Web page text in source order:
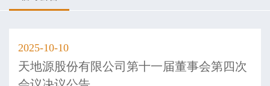
2025-10-10
天地源股份有限公司第十一届董事会第四次